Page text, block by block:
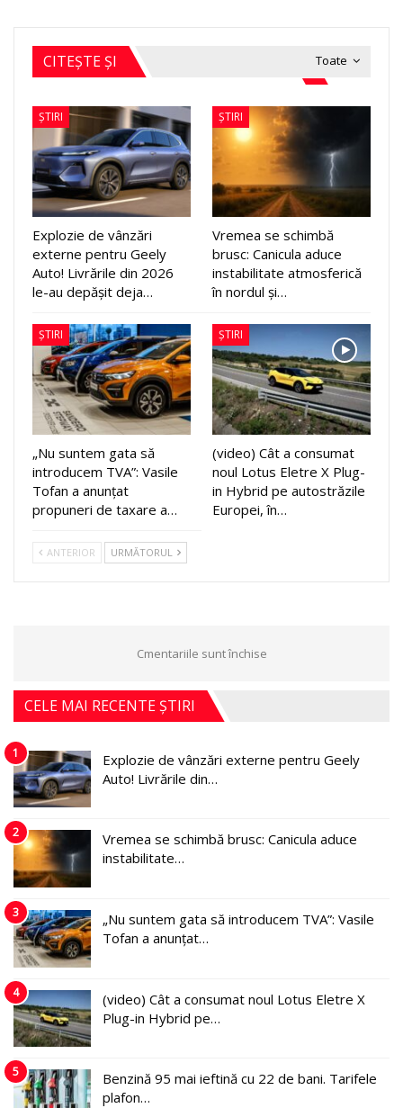
Toate
CITEȘTE ȘI
ȘTIRI
Explozie de vânzări
externe pentru Geely
Auto! Livrările din 2026
le-au depășit deja…
ȘTIRI
Vremea se schimbă
brusc: Canicula aduce
instabilitate atmosferică
în nordul și…
ȘTIRI
„Nu suntem gata să
introducem TVA”: Vasile
Tofan a anunțat
propuneri de taxare a…
ȘTIRI
(video) Cât a consumat
noul Lotus Eletre X Plug-
in Hybrid pe autostrăzile
Europei, în…
ANTERIOR URMĂTORUL
Cmentariile sunt închise
CELE MAI RECENTE ȘTIRI
1
Explozie de vânzări externe pentru Geely
Auto! Livrările din…
2
Vremea se schimbă brusc: Canicula aduce
instabilitate…
3
„Nu suntem gata să introducem TVA”: Vasile
Tofan a anunțat…
4
(video) Cât a consumat noul Lotus Eletre X
Plug-in Hybrid pe…
5
Benzină 95 mai ieftină cu 22 de bani. Tarifele
plafon…